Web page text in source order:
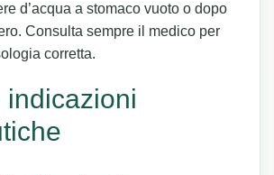
d’acqua a stomaco vuoto o dopo
Consulta sempre il medico per
corretta.
indicazioni